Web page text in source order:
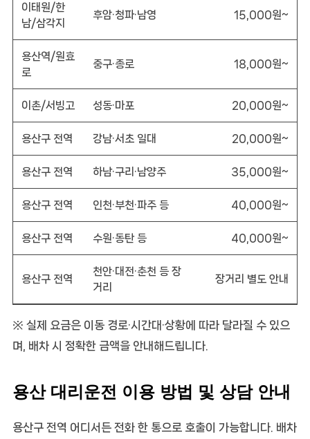
이태원/한
남/삼각지
후암·청파·남영 15,000원~
용산역/원효
로
중구·종로 18,000원~
이촌/서빙고 성동·마포 20,000원~
용산구 전역 강남·서초 일대 20,000원~
용산구 전역 하남·구리·남양주 35,000원~
용산구 전역 인천·부천·파주 등 40,000원~
용산구 전역 수원·동탄 등 40,000원~
용산구 전역
천안·대전·춘천 등 장
거리
장거리 별도 안내
※ 실제 요금은 이동 경로·시간대·상황에 따라 달라질 수 있으
며, 배차 시 정확한 금액을 안내해드립니다.
용산 대리운전 이용 방법 및 상담 안내
용산구 전역 어디서든 전화 한 통으로 호출이 가능합니다. 배차